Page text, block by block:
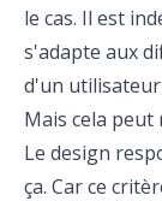
le cas. Il est
s'adapte aux
d'un
Mais cela
Le design
ça. Car ce